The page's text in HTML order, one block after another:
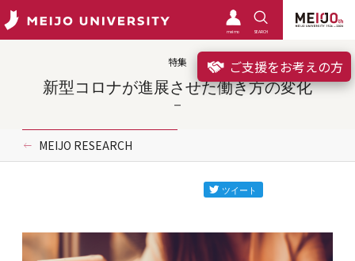
meimo SEARCH
ご支援をお考えの方
特集
新型コロナが進展させた働き方の変化
MEIJO RESEARCH